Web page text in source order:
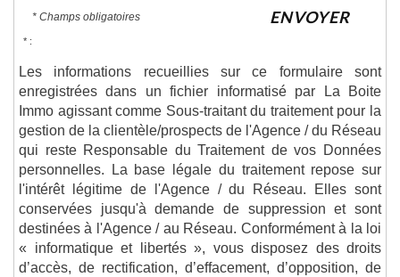
* Champs obligatoires ENVOYER
* :
Les informations recueillies sur ce formulaire sont
enregistrées dans un fichier informatisé par La Boite
Immo agissant comme Sous-traitant du traitement pour la
gestion de la clientèle/prospects de l'Agence / du Réseau
qui reste Responsable du Traitement de vos Données
personnelles. La base légale du traitement repose sur
l'intérêt légitime de l'Agence / du Réseau. Elles sont
conservées jusqu'à demande de suppression et sont
destinées à l'Agence / au Réseau. Conformément à la loi
« informatique et libertés », vous disposez des droits
d’accès, de rectification, d’effacement, d’opposition, de